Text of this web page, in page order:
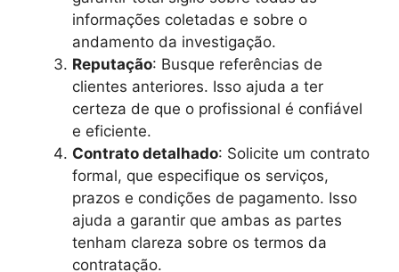
informações coletadas e sobre o
andamento da investigação.
Reputação: Busque referências de
clientes anteriores. Isso ajuda a ter
certeza de que o profissional é confiável
e eficiente.
Contrato detalhado: Solicite um contrato
formal, que especifique os serviços,
prazos e condições de pagamento. Isso
ajuda a garantir que ambas as partes
tenham clareza sobre os termos da
contratação.